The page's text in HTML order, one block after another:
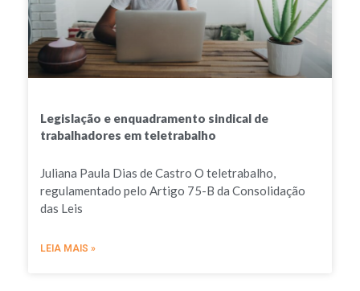
Legislação e enquadramento sindical de
trabalhadores em teletrabalho
Juliana Paula Dias de Castro O teletrabalho,
regulamentado pelo Artigo 75-B da Consolidação
das Leis
LEIA MAIS »